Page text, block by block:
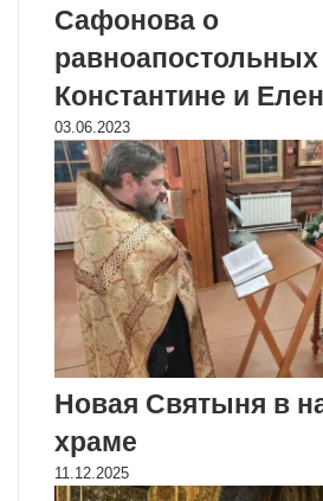
Сафонова о
равноапостольных
Константине и
03.06.2023
Новая Святыня в
храме
11.12.2025